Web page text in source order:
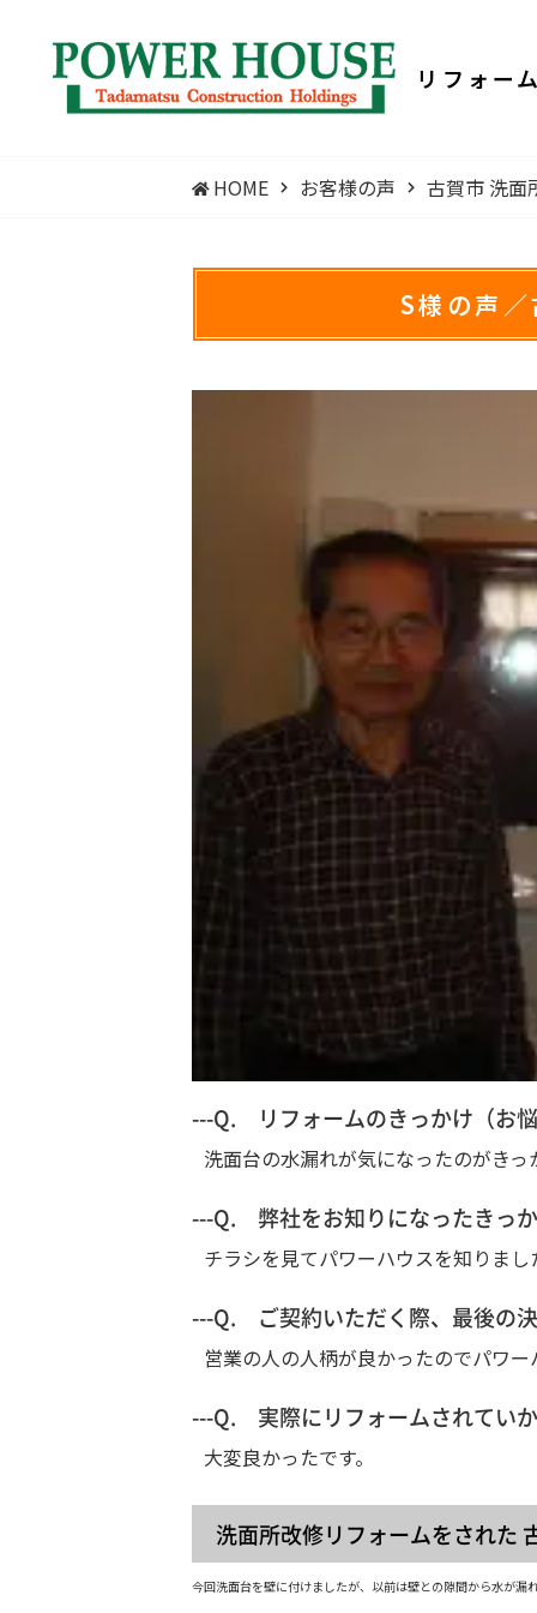
リフォー
HOME お客様の声 古賀市 洗面
S様の声
---Q. リフォームのきっかけ（お
洗面台の水漏れが気になったのがきっ
---Q. 弊社をお知りになったきっ
チラシを見てパワーハウスを知りまし
---Q. ご契約いただく際、最後の
営業の人の人柄が良かったのでパワ
---Q. 実際にリフォームされてい
大変良かったです。
洗面所改修リフォームをされた
今回洗面台を壁に付けましたが、以前は壁との隙間から水が